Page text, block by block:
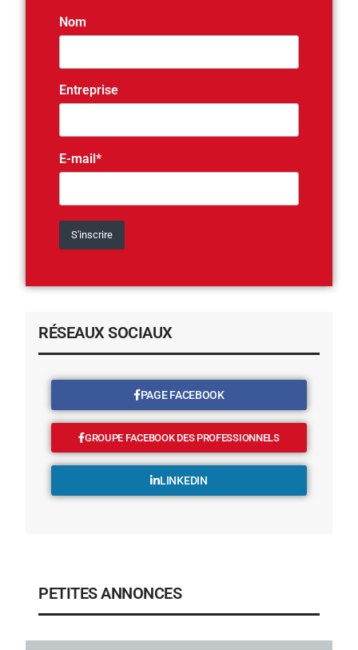
Nom
Entreprise
E-mail*
RÉSEAUX SOCIAUX
PAGE FACEBOOK
GROUPE FACEBOOK DES PROFESSIONNELS
LINKEDIN
PETITES ANNONCES